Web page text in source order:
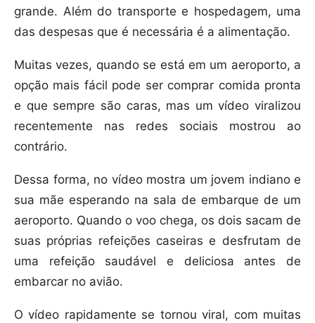
grande. Além do transporte e hospedagem, uma
das despesas que é necessária é a alimentação.
Muitas vezes, quando se está em um aeroporto, a
opção mais fácil pode ser comprar comida pronta
e que sempre são caras, mas um vídeo viralizou
recentemente nas redes sociais mostrou ao
contrário.
Dessa forma, no vídeo mostra um jovem indiano e
sua mãe esperando na sala de embarque de um
aeroporto. Quando o voo chega, os dois sacam de
suas próprias refeições caseiras e desfrutam de
uma refeição saudável e deliciosa antes de
embarcar no avião.
O vídeo rapidamente se tornou viral, com muitas